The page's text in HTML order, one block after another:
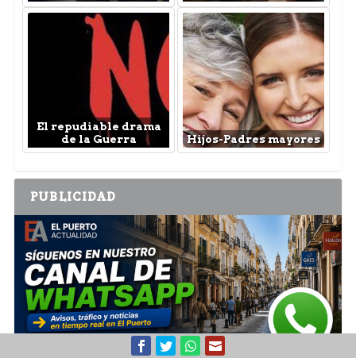
El repudiable drama
de la Guerra
Hijos-Padres mayores
PUBLICIDAD